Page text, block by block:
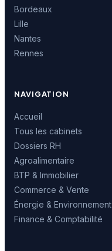
Bordeaux
Lille
Nantes
Rennes
NAVIGATION
Accueil
Tous les cabinets
Dossiers RH
Agroalimentaire
BTP & Immobilier
Commerce & Vente
Énergie & Environnement
Finance & Comptabilité